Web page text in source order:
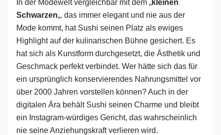
In der Modewelt vergleichbar mit dem „kleinen
Schwarzen„, das immer elegant und nie aus der
Mode kommt, hat Sushi seinen Platz als ewiges
Highlight auf der kulinarischen Bühne gesichert. Es
hat sich als Kunstform durchgesetzt, die Ästhetik und
Geschmack perfekt verbindet. Wer hätte sich das für
ein ursprünglich konservierendes Nahrungsmittel vor
über 2000 Jahren vorstellen können? Auch in der
digitalen Ära behält Sushi seinen Charme und bleibt
ein Instagram-würdiges Gericht, das wahrscheinlich
nie seine Anziehungskraft verlieren wird.